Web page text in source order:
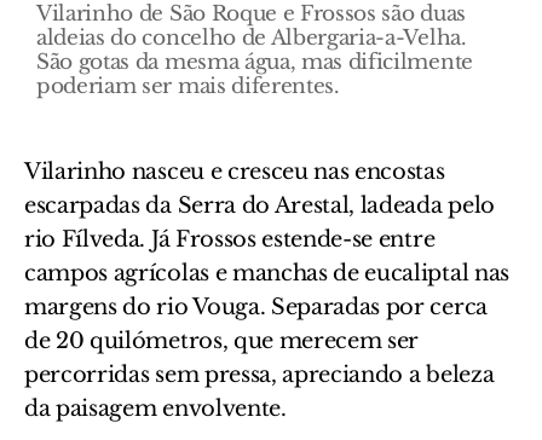
Vilarinho de São Roque e Frossos são duas
aldeias do concelho de Albergaria-a-Velha.
São gotas da mesma água, mas dificilmente
poderiam ser mais diferentes.
Vilarinho nasceu e cresceu nas encostas
escarpadas da Serra do Arestal, ladeada pelo
rio Fílveda. Já Frossos estende-se entre
campos agrícolas e manchas de eucaliptal nas
margens do rio Vouga. Separadas por cerca
de 20 quilómetros, que merecem ser
percorridas sem pressa, apreciando a beleza
da paisagem envolvente.